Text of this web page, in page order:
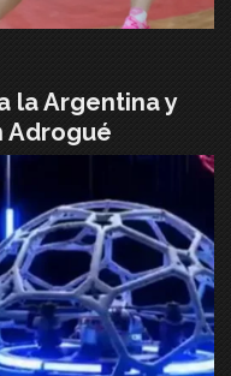
la Argentina y
Adrogué